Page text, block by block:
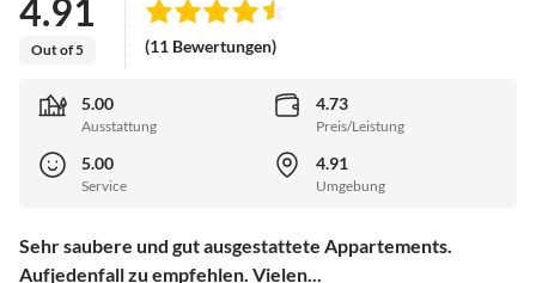
4.91
Out of 5 (11 Bewertungen)
5.00
Ausstattung
4.73
Preis/Leistung
5.00
Service
4.91
Umgebung
Sehr saubere und gut ausgestattete Appartements.
Aufjedenfall zu empfehlen. Vielen...